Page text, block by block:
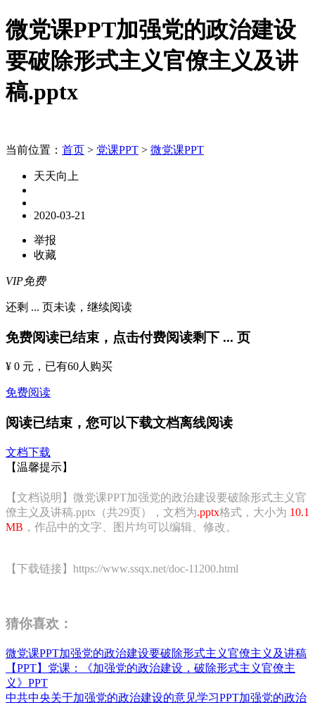
微党课PPT加强党的政治建设
要破除形式主义官僚主义及讲
稿.pptx
当前位置： 首页 > 党课PPT > 微党课PPT
天天向上
2020-03-21
举报
收藏
VIP免费
还剩 ... 页未读， 继续阅读
免费阅读已结束，点击付费阅读剩下 ... 页
¥ 0 元 ，已有60人购买
免费阅读
阅读已结束，您可以下载文档离线阅读
文档下载
【温馨提示】
【文档说明】微党课PPT加强党的政治建设要破除形式主义官
僚主义及讲稿.pptx（共29页），文档为.pptx格式，大小为 10.1
MB ，作品中的文字、图片均可以编辑、修改。
【下载链接】https://www.ssqx.net/doc-11200.html
猜你喜欢：
微党课PPT加强党的政治建设要破除形式主义官僚主义及讲稿
【PPT】党课：《加强党的政治建设，破除形式主义官僚主
义》PPT
中共中央关于加强党的政治建设的意见学习PPT加强党的政治